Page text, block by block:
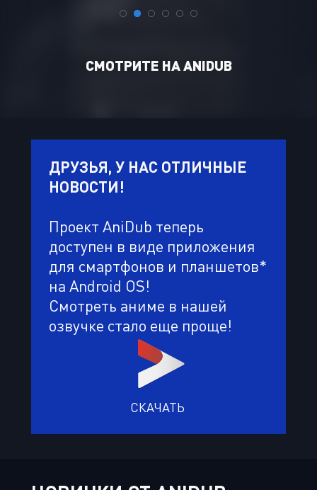
CМОТРИТЕ НА ANIDUB
ДРУЗЬЯ, У НАС ОТЛИЧНЫЕ
НОВОСТИ!
Проект AniDub теперь
доступен в виде приложения
для смартфонов и планшетов*
на Android OS!
Смотреть аниме в нашей
озвучке стало еще проще!
СКАЧАТЬ